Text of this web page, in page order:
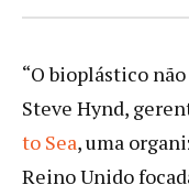
“O bioplástico
Steve Hynd,
to Sea, uma
Reino Unido